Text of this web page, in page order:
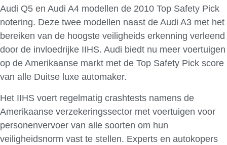
Audi Q5 en Audi A4 modellen de 2010 Top Safety Pick
notering. Deze twee modellen naast de Audi A3 met het
bereiken van de hoogste veiligheids erkenning verleend
door de invloedrijke IIHS. Audi biedt nu meer voertuigen
op de Amerikaanse markt met de Top Safety Pick score
van alle Duitse luxe automaker.
Het IIHS voert regelmatig crashtests namens de
Amerikaanse verzekeringssector met voertuigen voor
personenvervoer van alle soorten om hun
veiligheidsnorm vast te stellen. Experts en autokopers